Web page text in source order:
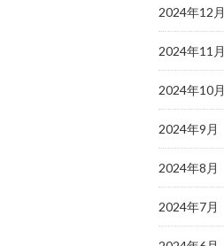
2024年12月
2024年11月
2024年10月
2024年9月
2024年8月
2024年7月